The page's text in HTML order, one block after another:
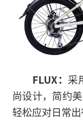
FLUX： 采
尚设计，简约
轻松应对日常出